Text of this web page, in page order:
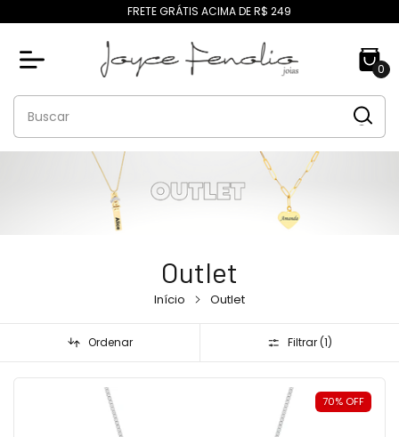
FRETE GRÁTIS ACIMA DE R$ 249
0
Outlet
Início Outlet
Ordenar Filtrar (1)
70% OFF